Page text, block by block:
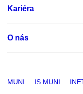
Kariéra
O nás
MUNI IS MUNI